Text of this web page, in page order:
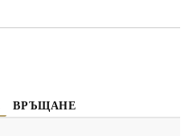
ВРЪЩАНЕ